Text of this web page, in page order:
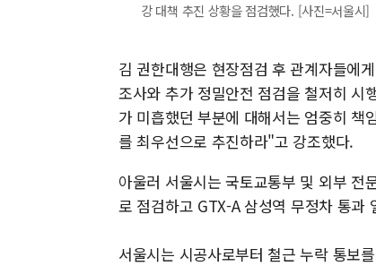
강 대책 추진 상황을 점검했다. [사진=서울시]
김 권한대행은 현장점검 후 관계자들에
조사와 추가 정밀안전 점검을 철저히 시
가 미흡했던 부분에 대해서는 엄중히 책
를 최우선으로 추진하라"고 강조했다.
아울러 서울시는 국토교통부 및 외부 전
로 점검하고 GTX-A 삼성역 무정차 통과
서울시는 시공사로부터 철근 누락 통보